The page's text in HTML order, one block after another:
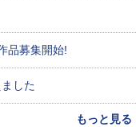
品募集開始!
した
もっと見る